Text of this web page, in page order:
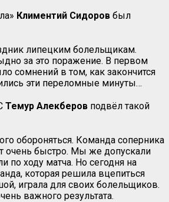
Климентий Сидоров был
липецким болельщикам.
за это поражение. В первом
сомнений в том, как закончится
эти переломные минуты…
Темур Алекберов подвёл такой
обороняться. Команда соперника
очень быстро. Мы же допускали
по ходу матча. Но сегодня на
которая решила вцепиться
играла для своих болельщиков.
важного результата.